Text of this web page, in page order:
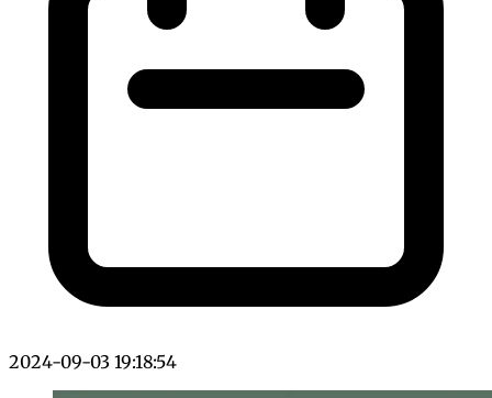
2024-09-03 19:18:54